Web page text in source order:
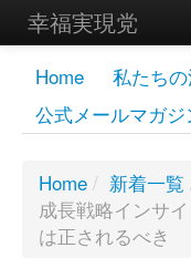
幸福実現党
メンバーズページ
党員
お問い合わせ
Home 私たち
公式メールマガジ
Home / 新着一覧
成長戦略インサ
は正されるべき